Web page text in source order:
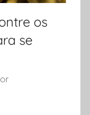
os
se